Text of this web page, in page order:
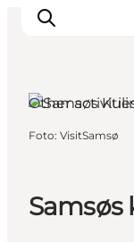
Wat te
Samsøs
Other
Foto: VisitSamsø